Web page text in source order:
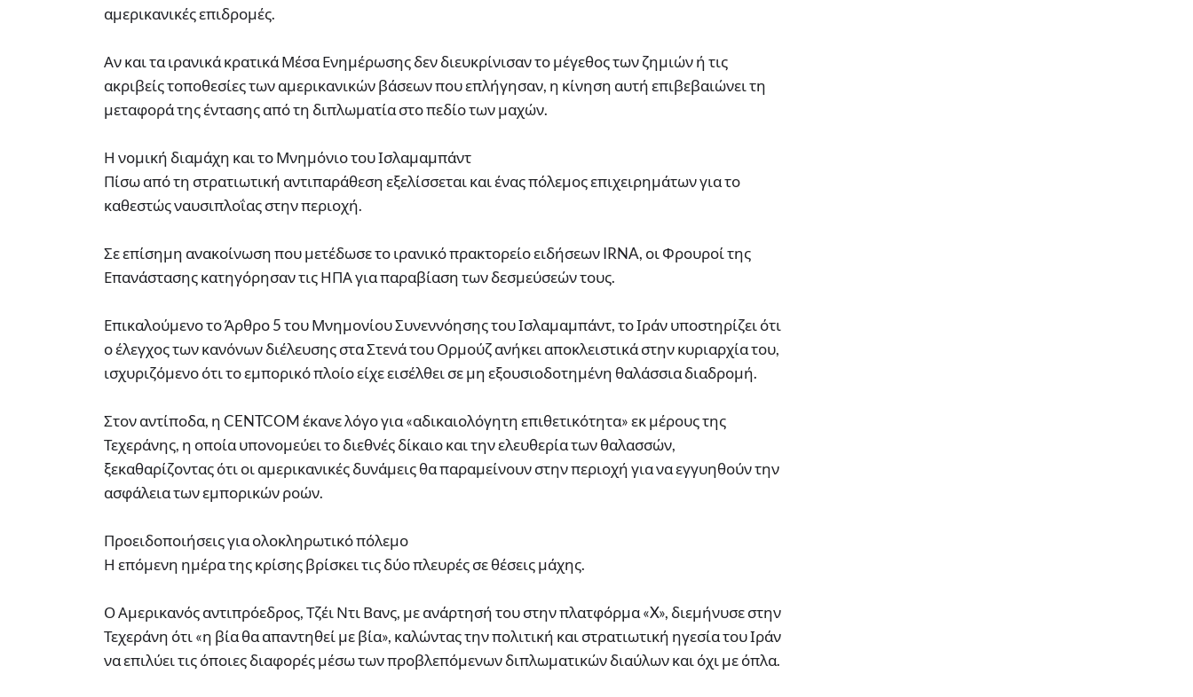
αμερικανικές επιδρομές.
Αν και τα ιρανικά κρατικά Μέσα Ενημέρωσης δεν διευκρίνισαν το μέγεθος των ζημιών ή τις
ακριβείς τοποθεσίες των αμερικανικών βάσεων που επλήγησαν, η κίνηση αυτή επιβεβαιώνει τη
μεταφορά της έντασης από τη διπλωματία στο πεδίο των μαχών.
Η νομική διαμάχη και το Μνημόνιο του Ισλαμαμπάντ
Πίσω από τη στρατιωτική αντιπαράθεση εξελίσσεται και ένας πόλεμος επιχειρημάτων για το
καθεστώς ναυσιπλοΐας στην περιοχή.
Σε επίσημη ανακοίνωση που μετέδωσε το ιρανικό πρακτορείο ειδήσεων IRNA, οι Φρουροί της
Επανάστασης κατηγόρησαν τις ΗΠΑ για παραβίαση των δεσμεύσεών τους.
Επικαλούμενο το Άρθρο 5 του Μνημονίου Συνεννόησης του Ισλαμαμπάντ, το Ιράν υποστηρίζει ότι
ο έλεγχος των κανόνων διέλευσης στα Στενά του Ορμούζ ανήκει αποκλειστικά στην κυριαρχία του,
ισχυριζόμενο ότι το εμπορικό πλοίο είχε εισέλθει σε μη εξουσιοδοτημένη θαλάσσια διαδρομή.
Στον αντίποδα, η CENTCOM έκανε λόγο για «αδικαιολόγητη επιθετικότητα» εκ μέρους της
Τεχεράνης, η οποία υπονομεύει το διεθνές δίκαιο και την ελευθερία των θαλασσών,
ξεκαθαρίζοντας ότι οι αμερικανικές δυνάμεις θα παραμείνουν στην περιοχή για να εγγυηθούν την
ασφάλεια των εμπορικών ροών.
Προειδοποιήσεις για ολοκληρωτικό πόλεμο
Η επόμενη ημέρα της κρίσης βρίσκει τις δύο πλευρές σε θέσεις μάχης.
Ο Αμερικανός αντιπρόεδρος, Τζέι Ντι Βανς, με ανάρτησή του στην πλατφόρμα «X», διεμήνυσε στην
Τεχεράνη ότι «η βία θα απαντηθεί με βία», καλώντας την πολιτική και στρατιωτική ηγεσία του Ιράν
να επιλύει τις όποιες διαφορές μέσω των προβλεπόμενων διπλωματικών διαύλων και όχι με όπλα.